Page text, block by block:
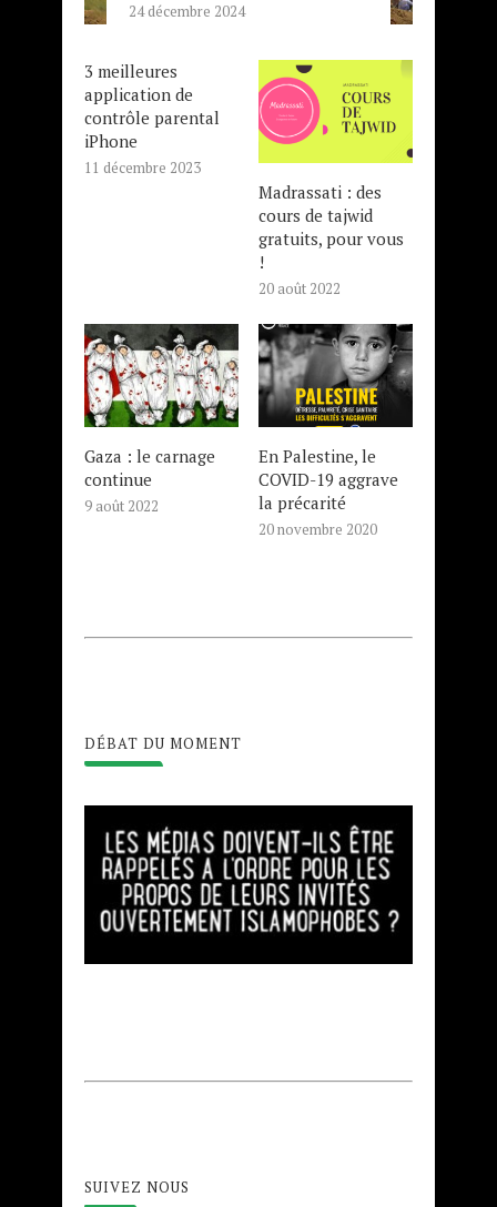
24 décembre 2024
3 meilleures
application de
contrôle parental
iPhone
11 décembre 2023
Madrassati : des
cours de tajwid
gratuits, pour vous
!
20 août 2022
Gaza : le carnage
continue
9 août 2022
En Palestine, le
COVID-19 aggrave
la précarité
20 novembre 2020
DÉBAT DU MOMENT
SUIVEZ NOUS